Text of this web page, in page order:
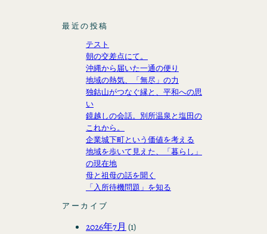
最近の投稿
テスト
朝の交差点にて。
沖縄から届いた一通の便り
地域の熱気、「無尽」の力
独鈷山がつなぐ縁と、平和への思
い
鏡越しの会話。別所温泉と塩田の
これから。
企業城下町という価値を考える
地域を歩いて見えた、「暮らし」
の現在地
母と祖母の話を聞く
「入所待機問題」を知る
アーカイブ
2026年7月 (1)